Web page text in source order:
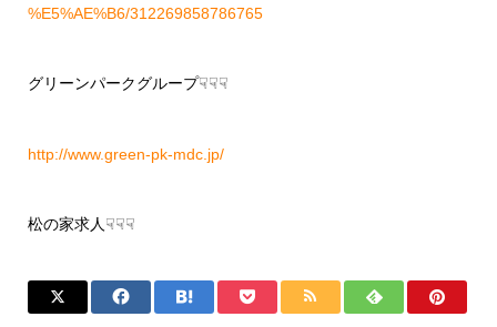
%E5%AE%B6/312269858786765
グリーンパークグループ☟☟☟
http://www.green-pk-mdc.jp/
松の家求人☟☟☟